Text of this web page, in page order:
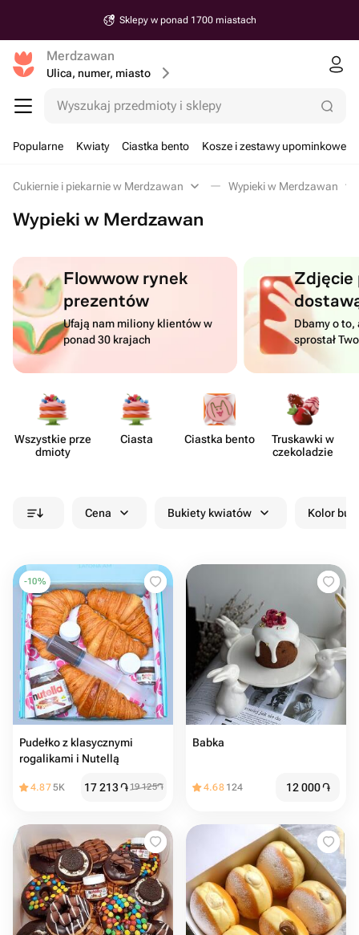
Sklepy w ponad 1700 miastach
Merdzawan
Ulica, numer, miasto
Wyszukaj przedmioty i sklepy
Popularne Kwiaty Ciastka bento Kosze i zestawy upominkowe
Cukiernie i piekarnie w Merdzawan Wypieki w Merdzawan
Wypieki w Merdzawan
Flowwow rynek
prezentów
Ufają nam miliony klientów w
ponad 30 krajach
Dbamy o to,
sprostał
Wszystkie prze​
dmioty
Ciasta Ciastka bento
Truskawki w
czeko​ladzie
Cena Bukiety kwiatów Kolor
-10%
Pudełko z klasycznymi
rogalikami i Nutellą
4.875K 17 213֏19 125֏
Babka
4.68 124 12 000֏